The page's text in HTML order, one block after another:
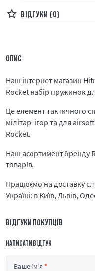
ВІДГУКИ (0)
ОПИС
Наш інтернет магазин
Rocket набір пружинок
Це елемент тактичного
мілітарі ігор та для
Rocket.
Наш асортимент бренду
товарів.
Працюємо на доставку
Україні: в Київ, Львів,
ВІДГУКИ ПОКУПЦІВ
НАПИСАТИ ВІДГУК
Ваше ім’я